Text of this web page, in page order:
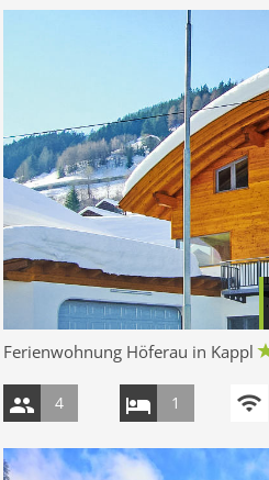
Ferienwohnung Höferau in Kappl
4 1